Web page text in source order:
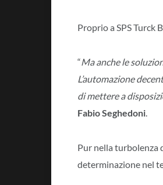
Proprio a SPS Turck
“Ma anche le
L’automazione
di mettere a
Fabio Seghedoni.
Pur nella turbolenza
determinazione nel